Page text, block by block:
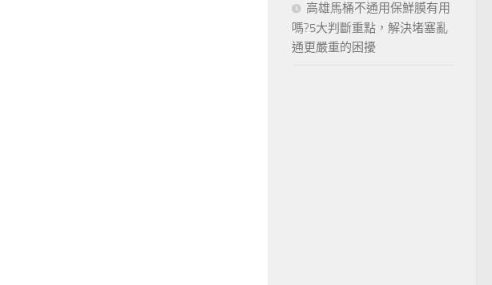
高雄馬桶不通用保鮮膜有用
嗎?5大判斷重點，解決堵塞亂
通更嚴重的困擾